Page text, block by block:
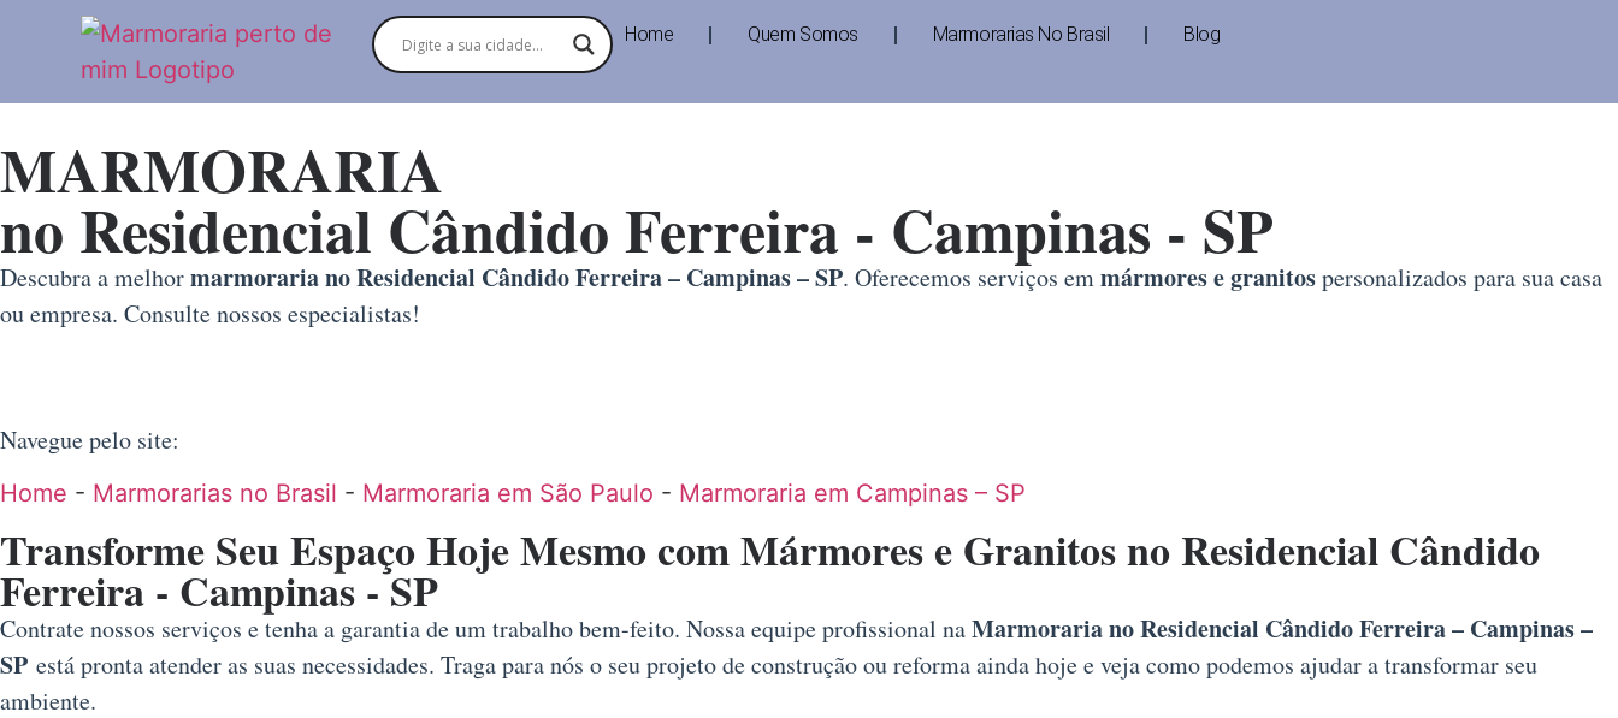
Home Quem Somos Marmorarias No Brasil Blog
MARMORARIA
no Residencial Cândido Ferreira - Campinas - SP
Descubra a melhormarmoraria no Residencial Cândido Ferreira – Campinas – SP. Oferecemos serviços emmármores e granitospersonalizados para sua casa
ou empresa. Consulte nossos especialistas!
Navegue pelo site:
Home - Marmorarias no Brasil - Marmoraria em São Paulo - Marmoraria em Campinas – SP
Transforme Seu Espaço Hoje Mesmo com Mármores e Granitos no Residencial Cândido
Ferreira - Campinas - SP
Contrate nossos serviços e tenha a garantia de um trabalho bem-feito. Nossa equipe profissional naMarmoraria no Residencial Cândido Ferreira – Campinas –
SP está pronta atender as suas necessidades. Traga para nós o seu projeto de construção ou reforma ainda hoje e veja como podemos ajudar a transformar seu
ambiente.